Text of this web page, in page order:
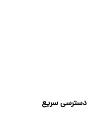
دسترسی سریع